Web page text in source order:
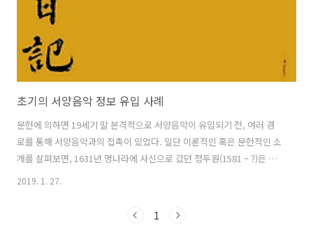
초기의 서양음악 정보 유입 사례
문헌에 의하면 19세기 말 본격적으로 서양음악이 유입되기 전, 여러 경
로를 통해 서양음악과의 접촉이 있었다. 일단 이론적인 혹은 문헌적인 소
개를 살펴보면, 1631년 명나라에 사신으로 갔던 정두원(1581 ~ ?)은 음
악을 비롯한 세계 각국의 정보를 담은 라는 책을 가지고 들어왔다. 이 책
1649)가 중국 황제의 명을 받아 저술한 것이다. 홍대용(1731 ~ 1783)은
2019. 1. 27.
1